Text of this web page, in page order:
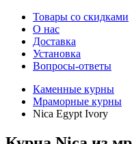
Товары со скидками
О нас
Доставка
Установка
Вопросы-ответы
Каменные курны
Мраморные курны
Nica Egypt Ivory